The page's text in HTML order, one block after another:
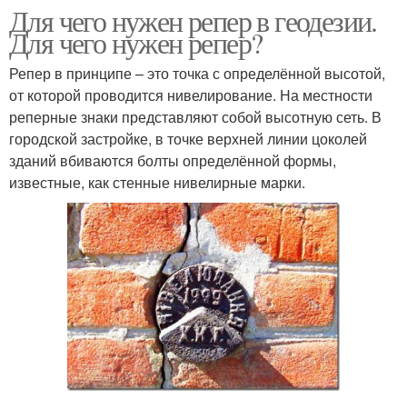
Для чего нужен репер в геодезии.
Для чего нужен репер?
Репер в принципе – это точка с определённой высотой,
от которой проводится нивелирование. На местности
реперные знаки представляют собой высотную сеть. В
городской застройке, в точке верхней линии цоколей
зданий вбиваются болты определённой формы,
известные, как стенные нивелирные марки.